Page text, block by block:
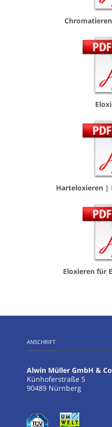
Harteloxieren |
Eloxieren für
ANSCHRIFT
Alwin Müller GmbH &
Künhoferstraße 5
90489 Nürnberg